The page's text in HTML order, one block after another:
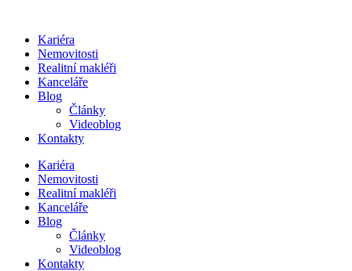
obsahuKariéra
Nemovitosti
Realitní makléři
Kanceláře
Blog
Články
Videoblog
Kontakty
Kariéra
Nemovitosti
Realitní makléři
Kanceláře
Blog
Články
Videoblog
Kontakty